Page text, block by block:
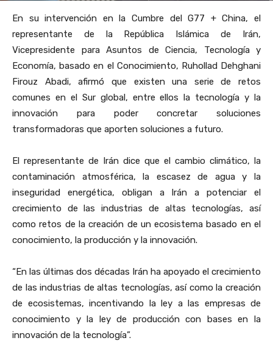
En su intervención en la Cumbre del G77 + China, el
representante de la República Islámica de Irán,
Vicepresidente para Asuntos de Ciencia, Tecnología y
Economía, basado en el Conocimiento, Ruhollad Dehghani
Firouz Abadi, afirmó que existen una serie de retos
comunes en el Sur global, entre ellos la tecnología y la
innovación para poder concretar soluciones
transformadoras que aporten soluciones a futuro.
El representante de Irán dice que el cambio climático, la
contaminación atmosférica, la escasez de agua y la
inseguridad energética, obligan a Irán a potenciar el
crecimiento de las industrias de altas tecnologías, así
como retos de la creación de un ecosistema basado en el
conocimiento, la producción y la innovación.
“En las últimas dos décadas Irán ha apoyado el crecimiento
de las industrias de altas tecnologías, así como la creación
de ecosistemas, incentivando la ley a las empresas de
conocimiento y la ley de producción con bases en la
innovación de la tecnología”.